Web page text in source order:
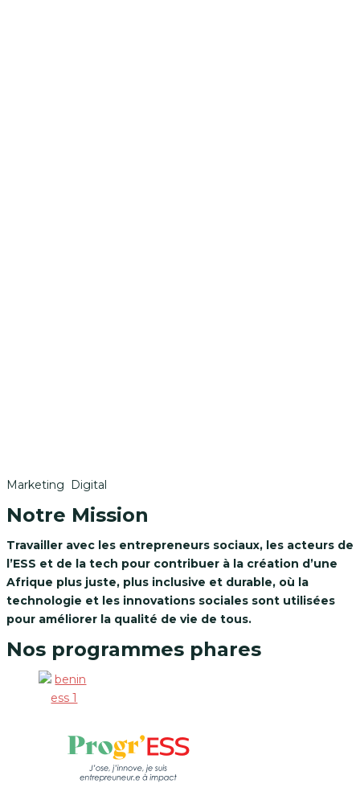
Marketing Digital
Notre Mission
Travailler avec les entrepreneurs sociaux, les acteurs de
l’ESS et de la tech pour contribuer à la création d’une
Afrique plus juste, plus inclusive et durable, où la
technologie et les innovations sociales sont utilisées
pour améliorer la qualité de vie de tous.
Nos programmes phares